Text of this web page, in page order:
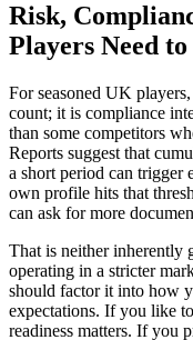
Risk,
Players Need
For seasoned UK
count; it is compliance
than some competitors
Reports suggest that
a short period can trigger
own profile hits that
can ask for more
That is neither inherently
operating in a stricter
should factor it into how
expectations. If you like
readiness matters. If you